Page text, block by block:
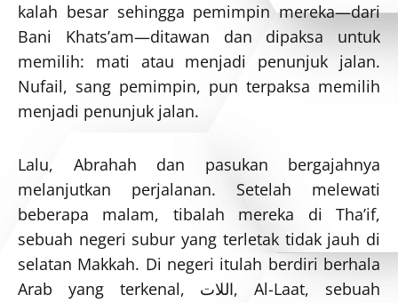
kalah besar sehingga pemimpin mereka—dari
Bani Khats’am—ditawan dan dipaksa untuk
memilih: mati atau menjadi penunjuk jalan.
Nufail, sang pemimpin, pun terpaksa memilih
menjadi penunjuk jalan.
Lalu, Abrahah dan pasukan bergajahnya
melanjutkan perjalanan. Setelah melewati
beberapa malam, tibalah mereka di Tha’if,
sebuah negeri subur yang terletak tidak jauh di
selatan Makkah. Di negeri itulah berdiri berhala
Arab yang terkenal, اللات, Al-Laat, sebuah